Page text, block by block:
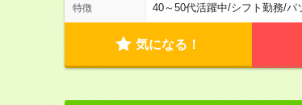
特徴 40～50代活躍中/シフト勤務/パ
気になる！